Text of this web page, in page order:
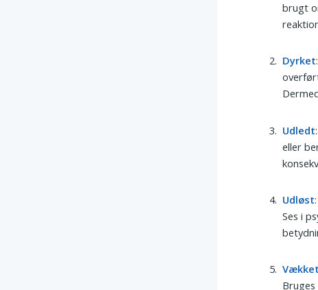
brugt
Dyrket
Udledt
eller
Udløst
Ses i